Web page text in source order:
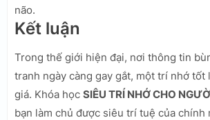
não.
Kết luận
Trong thế giới hiện đại, nơi thông tin
tranh ngày càng gay gắt, một trí nhớ tốt
giá. Khóa học SIÊU TRÍ NHỚ CHO
bạn làm chủ được siêu trí tuệ của chính